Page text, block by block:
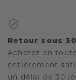
Retour sous
Achetez en
entièrement
un délai de 30